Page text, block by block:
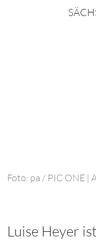
Foto: pa / PIC ONE |
Luise Heyer